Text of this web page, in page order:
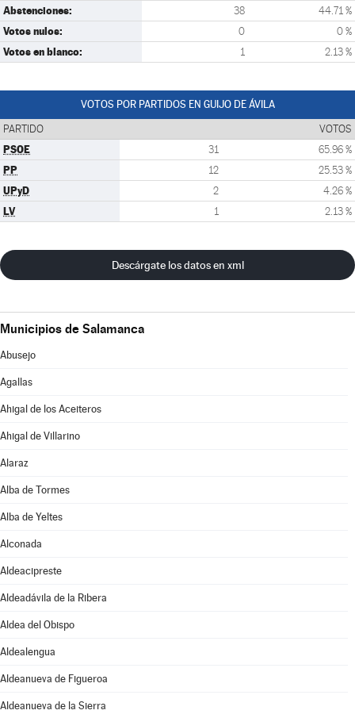
Abstenciones: 38 44.71 %
Votos nulos: 0 0 %
Votos en blanco: 1 2.13 %
VOTOS POR PARTIDOS EN GUIJO DE ÁVILA
PARTIDO VOTOS
PSOE 31 65.96 %
PP 12 25.53 %
UPyD 2 4.26 %
LV 1 2.13 %
Descárgate los datos en xml
Municipios de Salamanca
Abusejo
Agallas
Ahigal de los Aceiteros
Ahigal de Villarino
Alaraz
Alba de Tormes
Alba de Yeltes
Alconada
Aldeacipreste
Aldeadávila de la Ribera
Aldea del Obispo
Aldealengua
Aldeanueva de Figueroa
Aldeanueva de la Sierra